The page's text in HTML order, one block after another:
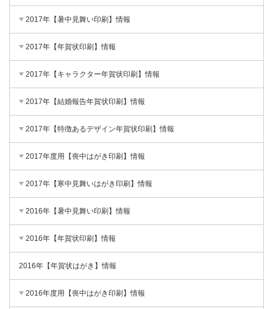
2017年【暑中見舞い印刷】情報
2017年【年賀状印刷】情報
2017年【キャラクター年賀状印刷】情報
2017年【結婚報告年賀状印刷】情報
2017年【特徴あるデザイン年賀状印刷】情報
2017年度用【喪中はがき印刷】情報
2017年【寒中見舞いはがき印刷】情報
2016年【暑中見舞い印刷】情報
2016年【年賀状印刷】情報
2016年【年賀状はがき】情報
2016年度用【喪中はがき印刷】情報